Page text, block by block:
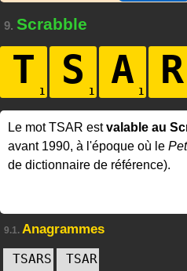
9. Scrabble
T S A R
Le mot TSAR estvalable au
avant 1990, à l'époque où le
de dictionnaire de référence).
9.1. Anagrammes
TSARS
TSAR